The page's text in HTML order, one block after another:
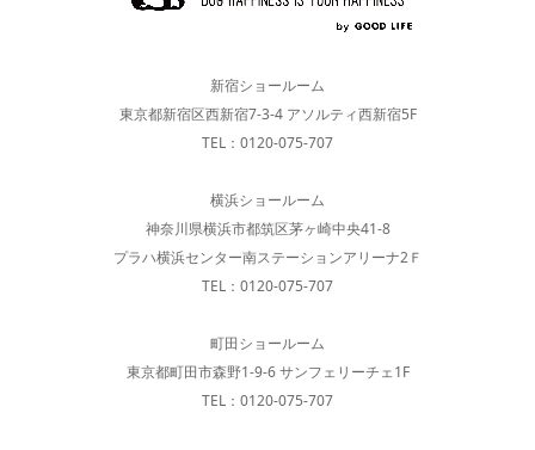
新宿ショールーム
東京都新宿区西新宿7-3-4 アソルティ西新宿5F
TEL：0120-075-707
横浜ショールーム
神奈川県横浜市都筑区茅ヶ崎中央41-8
プラハ横浜センター南ステーションアリーナ2Ｆ
TEL：0120-075-707
町田ショールーム
東京都町田市森野1-9-6 サンフェリーチェ1F
TEL：0120-075-707